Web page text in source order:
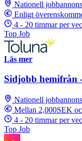
Nationell jobbannons
Enligt
4 - 20 timmar per
Top Job
Läs mer
Sidjobb hemifrån
Nationell jobbannons
Mellan 2,000SEK
4 - 20 timmar per
Top Job